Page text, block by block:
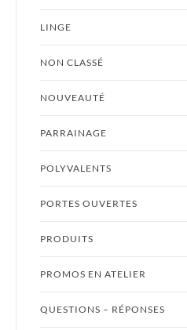
LINGE
NON CLASSÉ
NOUVEAUTÉ
PARRAINAGE
POLYVALENTS
PORTES OUVERTES
PRODUITS
PROMOS EN ATELIER
QUESTIONS – RÉPONSES